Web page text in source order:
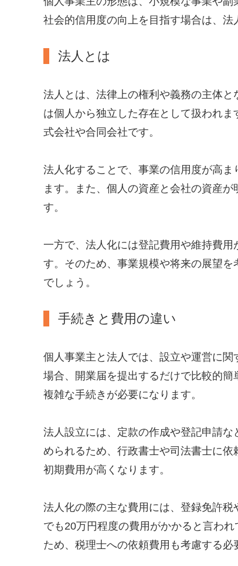
社会的信用度の向上を目指す場合は、法
法人とは
法人とは、法律上の権利や義務の主体
は個人から独立した存在として扱われ
式会社や合同会社です。
法人化することで、事業の信用度が高
ます。また、個人の資産と会社の資産
す。
一方で、法人化には登記費用や維持費
す。そのため、事業規模や将来の展望
でしょう。
手続きと費用の違い
個人事業主と法人では、設立や運営に
場合、開業届を提出するだけで比較的
複雑な手続きが必要になります。
法人設立には、定款の作成や登記申請
められるため、行政書士や司法書士に
初期費用が高くなります。
法人化の際の主な費用には、登録免許
でも20万円程度の費用がかかると言わ
ため、税理士への依頼費用も考慮する必